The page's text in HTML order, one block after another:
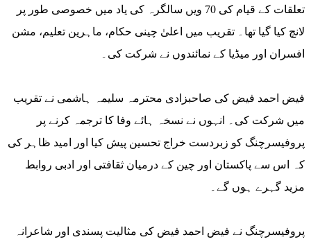
تعلقات کے قیام کی 70 ویں سالگرہ کی یاد میں خصوصی طور پر
لانچ کیا گیا تھا۔ تقریب میں اعلیٰ چینی حکام، ماہرین تعلیم، مشن
افسران اور میڈیا کے نمائندوں نے شرکت کی۔
فیض احمد فیض کی صاحبزادی محترمہ سلیمہ ہاشمی نے تقریب
میں شرکت کی۔ انہوں نے نسخہ ہائے وفا کا ترجمہ کرنے پر
پروفیسرچنگ کو زبردست خراج تحسین پیش کیا اور امید ظاہر کی
کہ اس سے پاکستان اور چین کے درمیان ثقافتی اور ادبی روابط
مزید گہرے ہوں گے۔
پروفیسرچنگ نے فیض احمد فیض کی مثالیت پسندی اور شاعرانہ